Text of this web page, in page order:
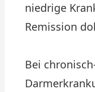
niedrige
Remission
Bei